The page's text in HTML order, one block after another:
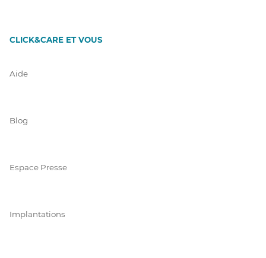
CLICK&CARE ET VOUS
Aide
Blog
Espace Presse
Implantations